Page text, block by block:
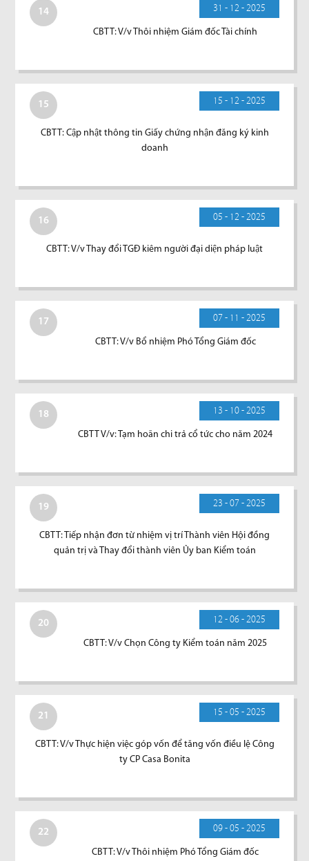
14 31 - 12 - 2025
CBTT: V/v Thôi nhiệm Giám đốc Tài chính
15 15 - 12 - 2025
CBTT: Cập nhật thông tin Giấy chứng nhận đăng ký kinh
doanh
16 05 - 12 - 2025
CBTT: V/v Thay đổi TGĐ kiêm người đại diện pháp luật
17 07 - 11 - 2025
CBTT: V/v Bổ nhiệm Phó Tổng Giám đốc
18 13 - 10 - 2025
CBTT V/v: Tạm hoãn chi trả cổ tức cho năm 2024
19 23 - 07 - 2025
CBTT: Tiếp nhận đơn từ nhiệm vị trí Thành viên Hội đồng
quản trị và Thay đổi thành viên Ủy ban Kiểm toán
20 12 - 06 - 2025
CBTT: V/v Chọn Công ty Kiểm toán năm 2025
21 15 - 05 - 2025
CBTT: V/v Thực hiện việc góp vốn để tăng vốn điều lệ Công
ty CP Casa Bonita
22 09 - 05 - 2025
CBTT: V/v Thôi nhiệm Phó Tổng Giám đốc